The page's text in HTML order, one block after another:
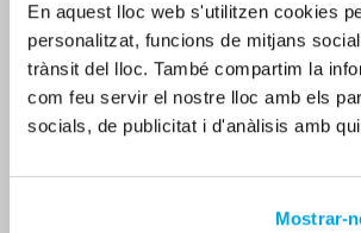
En aquest lloc web s'utilitzen cookies
personalitzat, funcions de mitjans
trànsit del lloc. També compartim la
com feu servir el nostre lloc amb els
socials, de publicitat i d'anàlisis amb
Mostrar-